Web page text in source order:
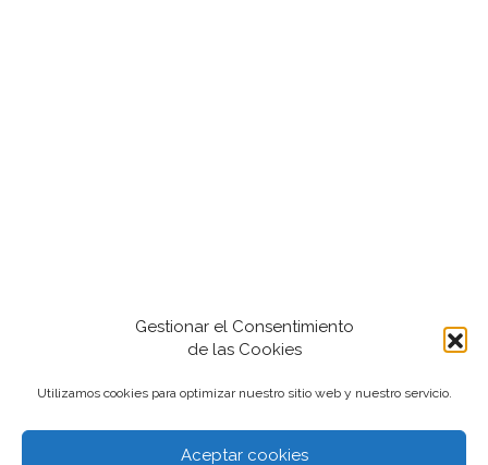
Gestionar el Consentimiento
de las Cookies
Utilizamos cookies para optimizar nuestro sitio web y nuestro servicio.
Aceptar cookies